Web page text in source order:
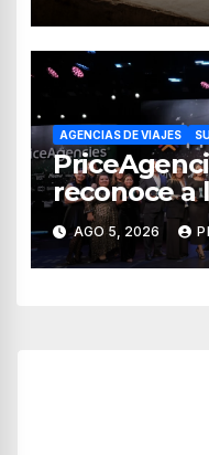
AGENCIAS DE VIAJES
reconoce a
impulsan
turismo en
AGO 5, 2026